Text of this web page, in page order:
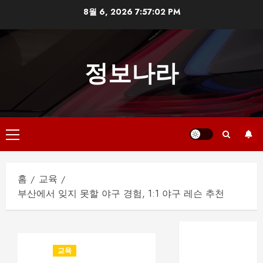
8월 6, 2026 7:57:02 PM
정보나라
기
본
뉴
홈
교육
부산에서 잊지 못할 야구 경험, 1:1 야구 레슨 추천
교육